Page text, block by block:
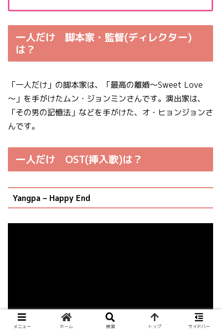
一人だけ 脚本家・監督(ディレクター)
は？
「一人だけ」の脚本家は、「最高の離婚～Sweet Love
～」を手がけたムン・ジョンミンさんです。演出家は、
「その男の記憶法」などを手がけた、オ・ヒョンジョンさ
んです。
一人だけ OST(挿入歌)は？
Yangpa – Happy End
メニュー ホーム 検索 トップ サイドバー